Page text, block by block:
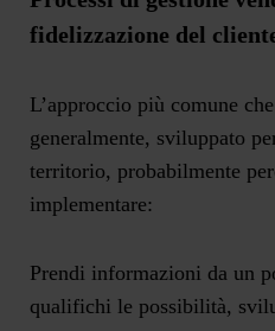
fidelizzazione del
L’approccio più comune
generalmente, sviluppato
territorio, probabilmente
implementare:
Prendi informazioni da un
qualifichi le possibilità,